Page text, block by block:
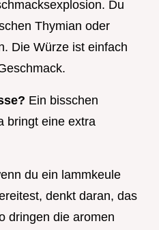
Du
Thymian oder
Die Würze ist einfach
Ein bisschen
bringt eine extra
du ein lammkeule
denkt daran, das
dringen die aromen